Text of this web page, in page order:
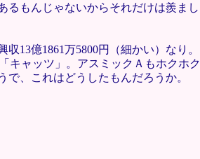
るもんじゃないからそれだけは羨まし
13億1861万5800円（細かい）なり。
キャッツ」。アスミックＡもホクホク
、これはどうしたもんだろうか。